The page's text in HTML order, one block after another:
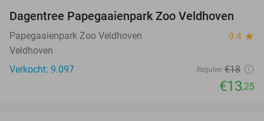
26%
Dagentree Papegaaienpark Zoo Veldhoven
Papegaaienpark Zoo Veldhoven 9.4 star
Veldhoven
Verkocht: 9.097
Regulier €18
€13,25